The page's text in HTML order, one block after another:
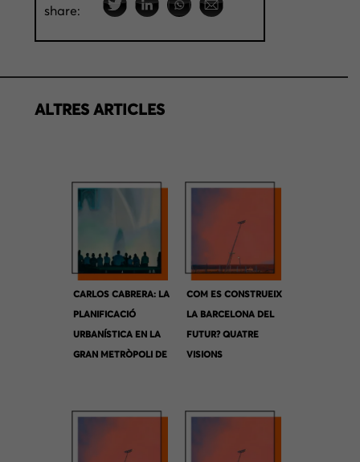
share:
ALTRES ARTICLES
CARLOS CABRERA: LA
PLANIFICACIÓ
URBANÍSTICA EN LA
GRAN METRÒPOLI DE
COM ES CONSTRUEIX
LA BARCELONA DEL
FUTUR? QUATRE
VISIONS